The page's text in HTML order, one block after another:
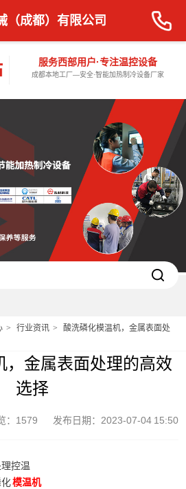
服务西部用户·专注温控设备
成都本地工厂—安全·智能加热制冷设备厂家
（成都）有限公司
行业资讯
酸洗磷化模温机，金属表面处
，金属表面处理的高效
选择
：1579 发布日期：2023-07-04 15:50
控温
模温机